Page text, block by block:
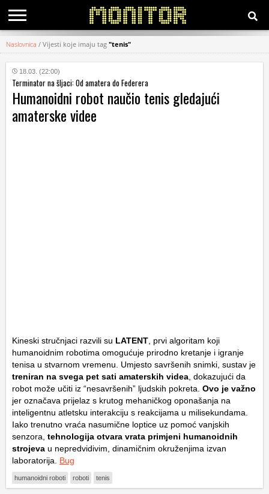
KATEGORIJE
HRVATSKI
WEB
Naslovnica / Vijesti koje imaju tag "tenis"
18.03. (22:00)
Terminator na šljaci: Od amatera do Federera
Humanoidni robot naučio tenis gledajući
amaterske videe
Kineski stručnjaci razvili su LATENT , prvi algoritam koji
humanoidnim robotima omogućuje prirodno kretanje i igranje
tenisa u stvarnom vremenu. Umjesto savršenih snimki, sustav je
treniran na svega pet sati amaterskih videa , dokazujući da
robot može učiti iz “nesavršenih” ljudskih pokreta. Ovo je važno
jer označava prijelaz s krutog mehaničkog oponašanja na
inteligentnu atletsku interakciju s reakcijama u milisekundama.
Iako trenutno vraća nasumične loptice uz pomoć vanjskih
senzora, tehnologija otvara vrata primjeni humanoidnih
strojeva u nepredvidivim, dinamičnim okruženjima izvan
laboratorija. Bug
humanoidni roboti roboti tenis